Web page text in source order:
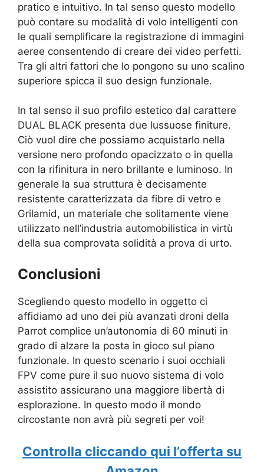
pratico e intuitivo. In tal senso questo modello
può contare su modalità di volo intelligenti con
le quali semplificare la registrazione di immagini
aeree consentendo di creare dei video perfetti.
Tra gli altri fattori che lo pongono su uno scalino
superiore spicca il suo design funzionale.
In tal senso il suo profilo estetico dal carattere
DUAL BLACK presenta due lussuose finiture.
Ciò vuol dire che possiamo acquistarlo nella
versione nero profondo opacizzato o in quella
con la rifinitura in nero brillante e luminoso. In
generale la sua struttura è decisamente
resistente caratterizzata da fibre di vetro e
Grilamid, un materiale che solitamente viene
utilizzato nell’industria automobilistica in virtù
della sua comprovata solidità a prova di urto.
Conclusioni
Scegliendo questo modello in oggetto ci
affidiamo ad uno dei più avanzati droni della
Parrot complice un’autonomia di 60 minuti in
grado di alzare la posta in gioco sul piano
funzionale. In questo scenario i suoi occhiali
FPV come pure il suo nuovo sistema di volo
assistito assicurano una maggiore libertà di
esplorazione. In questo modo il mondo
circostante non avrà più segreti per voi!
Controlla cliccando qui l’offerta su